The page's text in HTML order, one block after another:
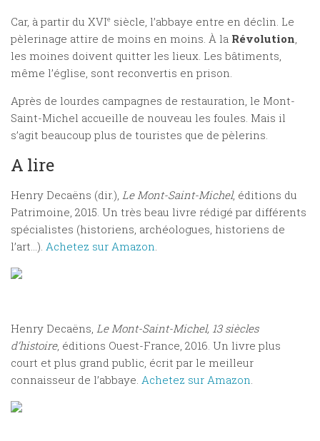
Car, à partir du XVIe siècle, l’abbaye entre en déclin. Le
pèlerinage attire de moins en moins. À la Révolution,
les moines doivent quitter les lieux. Les bâtiments,
même l’église, sont reconvertis en prison.
Après de lourdes campagnes de restauration, le Mont-
Saint-Michel accueille de nouveau les foules. Mais il
s’agit beaucoup plus de touristes que de pèlerins.
A lire
Henry Decaëns (dir.), Le Mont-Saint-Michel, éditions du
Patrimoine, 2015. Un très beau livre rédigé par différents
spécialistes (historiens, archéologues, historiens de
l’art…). Achetez sur Amazon.
Henry Decaëns, Le Mont-Saint-Michel, 13 siècles
d’histoire, éditions Ouest-France, 2016. Un livre plus
court et plus grand public, écrit par le meilleur
connaisseur de l’abbaye. Achetez sur Amazon.